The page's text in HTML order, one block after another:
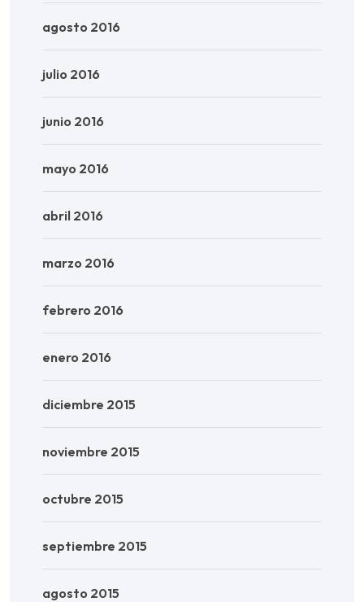
agosto 2016
julio 2016
junio 2016
mayo 2016
abril 2016
marzo 2016
febrero 2016
enero 2016
diciembre 2015
noviembre 2015
octubre 2015
septiembre 2015
agosto 2015